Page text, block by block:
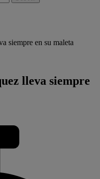
siempre en su maleta
lleva siempre